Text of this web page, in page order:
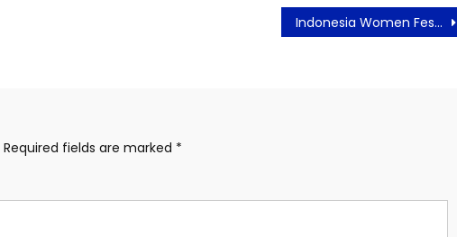
Indonesia Women Fest 2026 Siap Digelar 29–31 Mei di ICE BSD, Suguhkan Inspirasi, Promo Hadiah Menarik, dan Panggung Musik Gratis!
Required fields are marked *